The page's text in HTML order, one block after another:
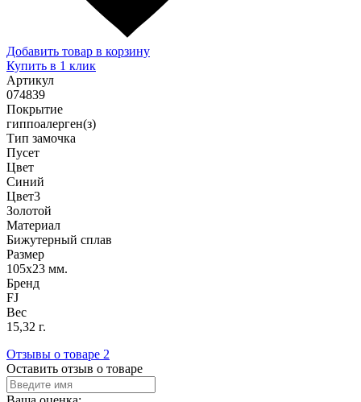
Добавить товар в корзину
Купить в 1 клик
Артикул
074839
Покрытие
гиппоалерген(з)
Тип замочка
Пусет
Цвет
Синий
Цвет3
Золотой
Материал
Бижутерный сплав
Размер
105х23 мм.
Бренд
FJ
Вес
15,32 г.
Отзывы о товаре 2
Оставить отзыв о товаре